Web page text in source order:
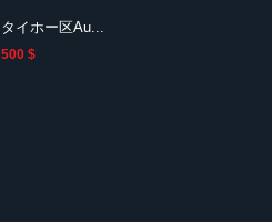
タイホー区Au...
500 $